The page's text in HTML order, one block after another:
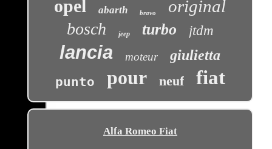
opel abarth bravo original
bosch jeep turbo jtdm
lancia moteur giulietta
punto pour neuf fiat
Alfa Romeo Fiat